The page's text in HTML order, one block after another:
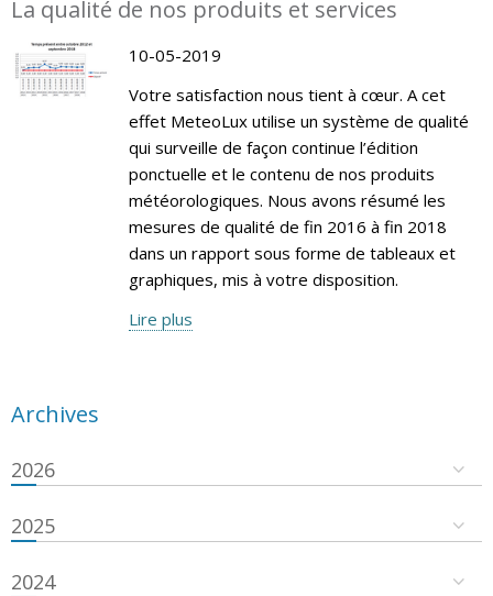
La qualité de nos produits et services
10-05-2019
Votre satisfaction nous tient à cœur. A cet
effet MeteoLux utilise un système de qualité
qui surveille de façon continue l’édition
ponctuelle et le contenu de nos produits
météorologiques. Nous avons résumé les
mesures de qualité de fin 2016 à fin 2018
dans un rapport sous forme de tableaux et
graphiques, mis à votre disposition.
Lire plus
Archives
2026
2025
2024